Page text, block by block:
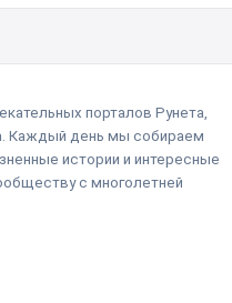
порталов Рунета,
Каждый день мы собираем
истории и интересные
с многолетней